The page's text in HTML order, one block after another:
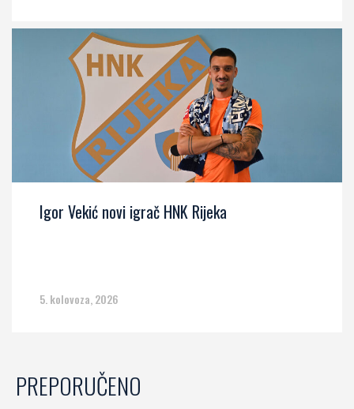
Igor Vekić novi igrač HNK Rijeka
5. kolovoza, 2026
PREPORUČENO